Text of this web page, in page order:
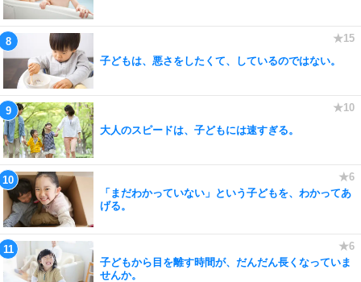
子どもは、悪さをしたくて、しているのではない。
大人のスピードは、子どもには速すぎる。
「まだわかっていない」という子どもを、わかってあ
げる。
子どもから目を離す時間が、だんだん長くなっていま
せんか。